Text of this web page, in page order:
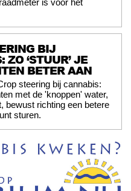
BIJ
ZO ‘STUUR’ JE
BETER AAN
steering bij cannabis:
met de 'knoppen' water,
bewust richting een betere
sturen.